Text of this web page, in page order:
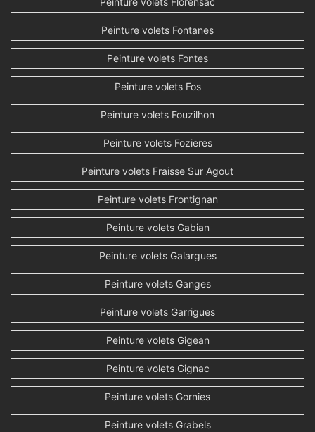
Peinture volets Fontanes
Peinture volets Fontes
Peinture volets Fos
Peinture volets Fouzilhon
Peinture volets Fozieres
Peinture volets Fraisse Sur Agout
Peinture volets Frontignan
Peinture volets Gabian
Peinture volets Galargues
Peinture volets Ganges
Peinture volets Garrigues
Peinture volets Gigean
Peinture volets Gignac
Peinture volets Gornies
Peinture volets Grabels